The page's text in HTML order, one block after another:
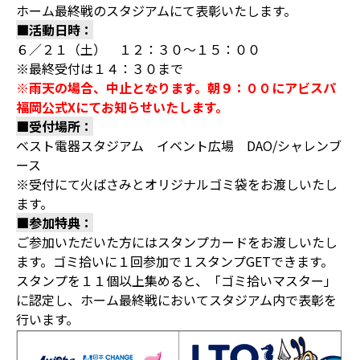
ホーム最終戦のスタジアムにて表彰いたします。
■活動日時：
６／２１（土） １２：３０～１５：００
※最終受付は１４：３０まで
※雨天の場合、中止となります。朝９：００にアビスパ
福岡公式Xにてお知らせいたします。
■受付場所：
ベスト電器スタジアム イベント広場 DAO/シャレンブ
ース
※受付にて火ばさみとオリジナルゴミ袋をお渡しいたし
ます。
■参加特典：
ご参加いただいた方にはスタンプカードをお渡しいたし
ます。ゴミ拾いに１回参加で１スタンプGETできます。
スタンプを１１個以上集めると、「ゴミ拾いマスター」
に認定し、ホーム最終戦においてスタジアム内で表彰を
行います。